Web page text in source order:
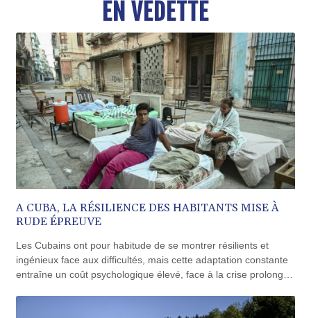
BND 1.479784
BOB 13.958027
BRL 5.910221
BSD 1.15401
BTN 109.825872
BWP 15.607777
BYN 3.416732
BYR 22624.173581
BZD 2.320918
CAD 1.615637
CDF 2609.859744
CHF 0.93435
CLF 0.02672
CLP 1055.048443
COP 3672.942237
CRC 524.929317
CUC 1.154295
CUP 30.588806
CVE 110.25684
EN VEDETTE
A CUBA, LA RÉSILIENCE DES HABITANTS MISE À
RUDE ÉPREUVE
Les Cubains ont pour habitude de se montrer résilients et
ingénieux face aux difficultés, mais cette adaptation constante
entraîne un coût psychologique élevé, face à la crise prolongée